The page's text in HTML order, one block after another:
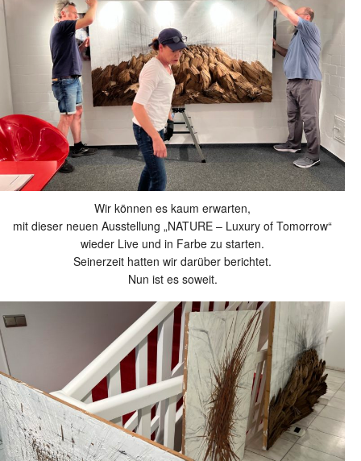
Wir können es kaum erwarten,
mit dieser neuen Ausstellung „NATURE – Luxury of Tomorrow“
wieder Live und in Farbe zu starten.
Seinerzeit hatten wir darüber berichtet.
Nun ist es soweit.